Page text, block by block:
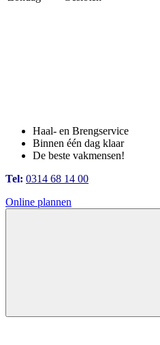
Haal- en Brengservice
Binnen één dag klaar
De beste vakmensen!
Tel: 0314 68 14 00
Online plannen